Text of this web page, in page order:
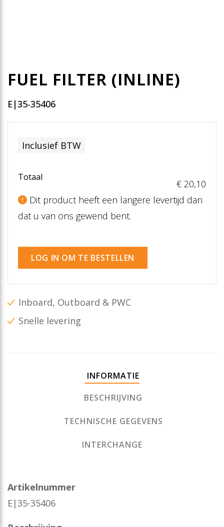
FUEL FILTER (INLINE)
E|35-35406
Inclusief BTW
Totaal
€ 20,10
Dit product heeft een langere levertijd dan
dat u van ons gewend bent.
LOG IN OM TE BESTELLEN
Inboard, Outboard & PWC
Snelle levering
INFORMATIE
BESCHRIJVING
TECHNISCHE GEGEVENS
INTERCHANGE
Artikelnummer
E|35-35406